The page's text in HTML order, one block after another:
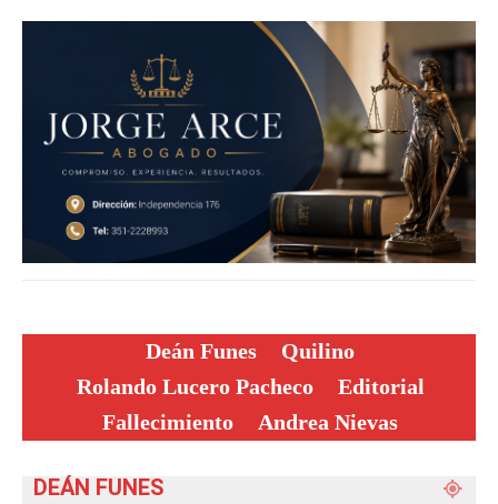
Deán Funes
Quilino
Rolando Lucero Pacheco
Editorial
Fallecimiento
Andrea Nievas
DEÁN FUNES